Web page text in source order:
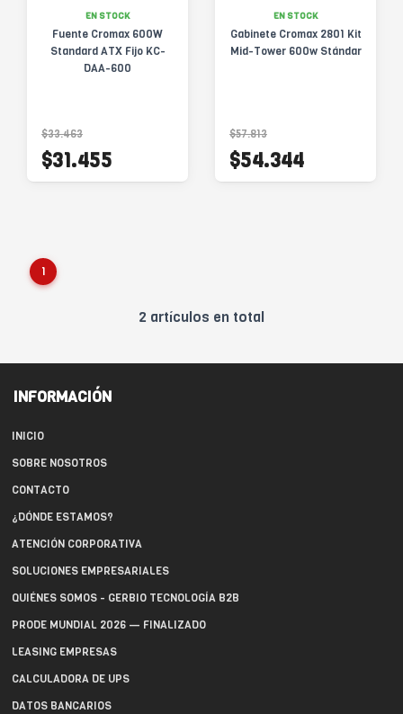
EN STOCK
Fuente Cromax 600W
Standard ATX Fijo KC-
DAA-600
$33.463
$31.455
EN STOCK
Gabinete Cromax 2801 Kit
Mid-Tower 600w Stándar
$57.813
$54.344
1
2 artículos en total
INFORMACIÓN
INICIO
SOBRE NOSOTROS
CONTACTO
¿DÓNDE ESTAMOS?
ATENCIÓN CORPORATIVA
SOLUCIONES EMPRESARIALES
QUIÉNES SOMOS - GERBIO TECNOLOGÍA B2B
PRODE MUNDIAL 2026 — FINALIZADO
LEASING EMPRESAS
CALCULADORA DE UPS
DATOS BANCARIOS